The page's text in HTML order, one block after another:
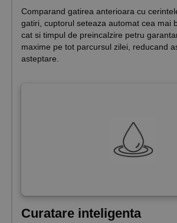
Comparand gatirea anterioara cu
gatiri, cuptorul seteaza automat cea mai
cat si timpul de preincalzire petru
maxime pe tot parcursul zilei, reducand
asteptare.
Curatare inteligenta